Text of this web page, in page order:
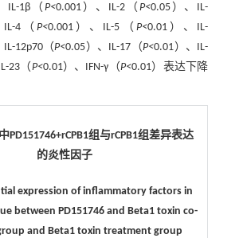
IL-1β（P<0.001）、IL-2（ P<0.05）、IL-
4（ P<0.001）、IL-5（ P<0.01）、IL-
12p70（P<0.05）、IL-17（P<0.01）、IL-
23（P<0.01）、IFN-γ（P<0.01）表达下降
PD151746+rCPB1组与rCPB1组差异表达
的炎性因子
expression of inflammatory factors in
between PD151746 and Beta1 toxin co-
and Beta1 toxin treatment group